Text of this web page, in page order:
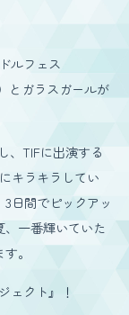
ルフェス
とガラスガールが
、TIFに出演する
キラキラしてい
日間でピックアッ
一番輝いていた
。
ェクト』！